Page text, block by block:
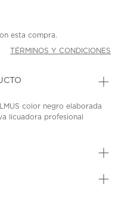
esta compra.
TÉRMINOS Y CONDICIONES
color negro elaborada
licuadora profesional